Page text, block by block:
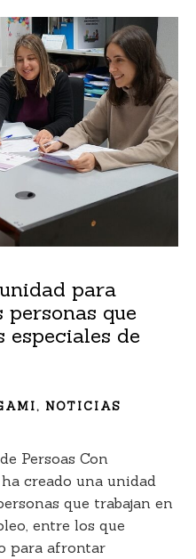
para
que
especiales de
, NOTICIAS
Persoas Con
creado una unidad
que trabajan en
entre los que
para afrontar